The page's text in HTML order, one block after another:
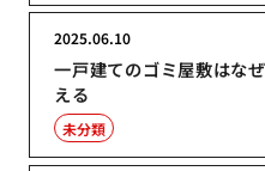
一戸建てのゴミ屋敷はな
える
2025.06.10
未分類